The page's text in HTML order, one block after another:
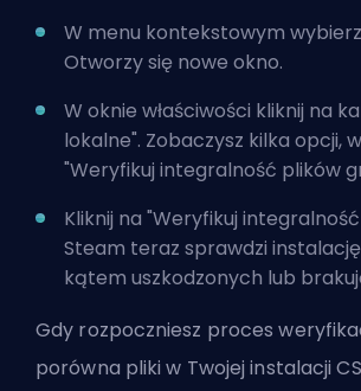
W menu kontekstowym wybierz
Otworzy się nowe okno.
W oknie właściwości kliknij na
lokalne". Zobaczysz kilka opcji,
"Weryfikuj integralność plików
Kliknij na "Weryfikuj
Steam teraz sprawdzi
kątem uszkodzonych lub
Gdy rozpoczniesz proces
porówna pliki w Twojej instalacji